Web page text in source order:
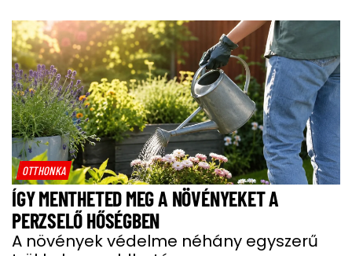
OTTHONKA
ÍGY MENTHETED MEG A NÖVÉNYEKET A
PERZSELŐ HŐSÉGBEN
A növények védelme néhány egyszerű